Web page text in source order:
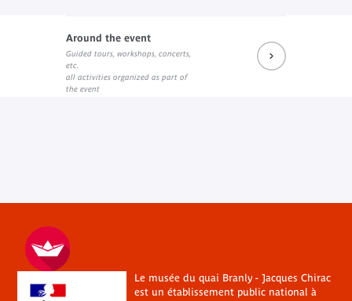
Around the event
Guided tours, workshops, concerts,
etc.
all activities organized as part of
the event
Le musée du quai Branly - Jacques Chirac
est un établissement public national à